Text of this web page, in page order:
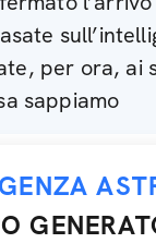
per ora, ai
sappiamo